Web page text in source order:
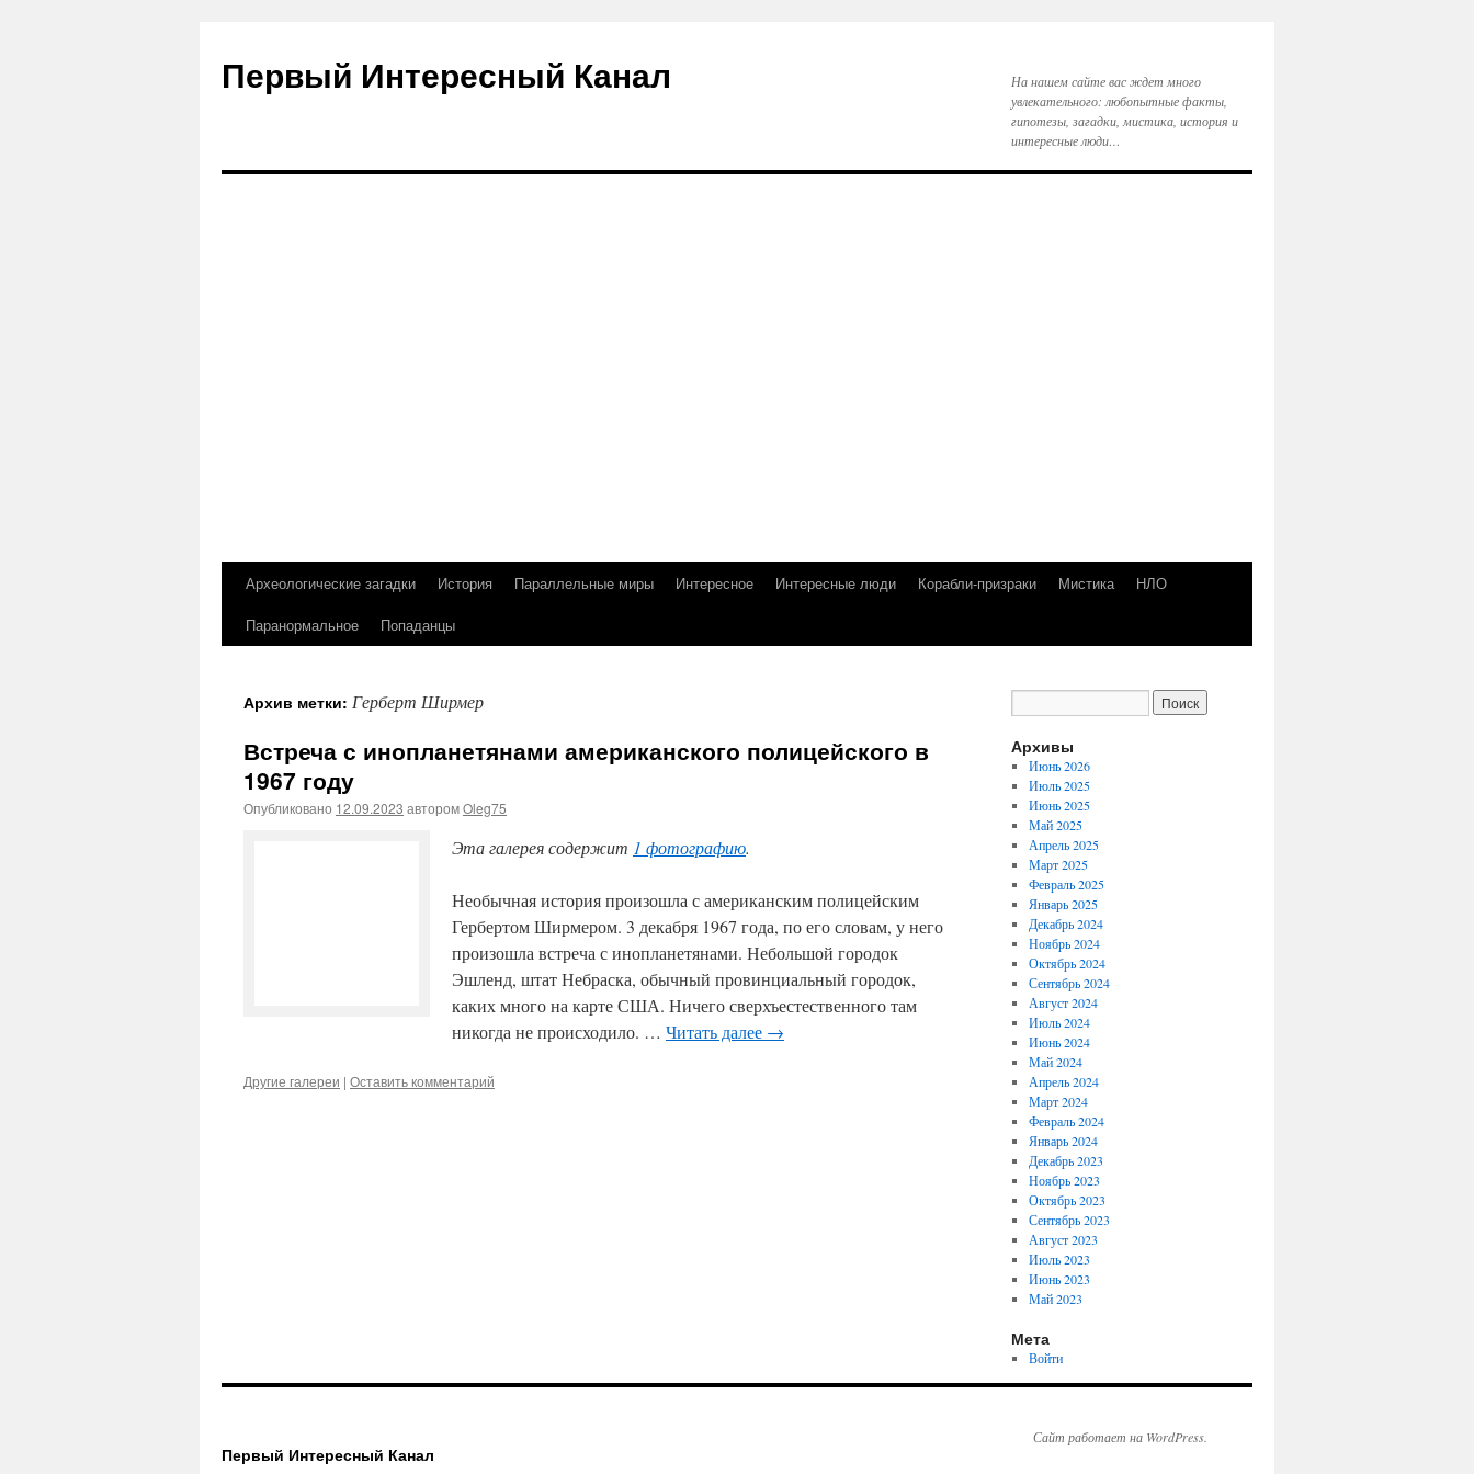
Первый Интересный Канал
На нашем сайте вас ждет много
увлекательного: любопытные факты,
гипотезы, загадки, мистика, история и
интересные люди…
Перейти
Археологические загадки История Параллельные миры Интересное Интересные люди Корабли-призраки Мистика
НЛО
Паранормальное
Попаданцы
Архив метки: Герберт Ширмер
Встреча с инопланетянами американского полицейского в
1967 году
Опубликовано 12.09.2023 авторомOleg75
Эта галерея содержит 1 фотографию.
Необычная история произошла с американским полицейским
Гербертом Ширмером. 3 декабря 1967 года, по его словам, у него
произошла встреча с инопланетянами. Небольшой городок
Эшленд, штат Небраска, обычный провинциальный городок,
каких много на карте США. Ничего сверхъестественного там
никогда не происходило. … Читать далее →
Другие галереи | Оставить комментарий
Архивы
Июнь 2026
Июль 2025
Июнь 2025
Май 2025
Апрель 2025
Март 2025
Февраль 2025
Январь 2025
Декабрь 2024
Ноябрь 2024
Октябрь 2024
Сентябрь 2024
Август 2024
Июль 2024
Июнь 2024
Май 2024
Апрель 2024
Март 2024
Февраль 2024
Январь 2024
Декабрь 2023
Ноябрь 2023
Октябрь 2023
Сентябрь 2023
Август 2023
Июль 2023
Июнь 2023
Май 2023
Мета
Войти
Первый Интересный Канал
Сайт работает на WordPress.